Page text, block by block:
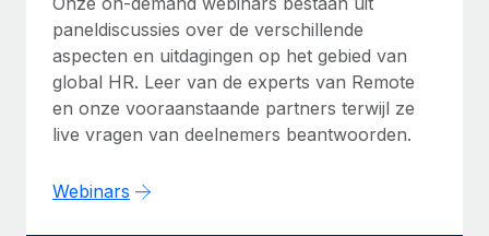
paneldiscussies over de verschillende
aspecten en uitdagingen op het gebied van
global HR. Leer van de experts van Remote
en onze vooraanstaande partners terwijl ze
live vragen van deelnemers beantwoorden.
Webinars